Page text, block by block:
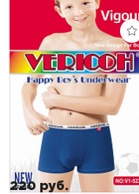
220 руб.